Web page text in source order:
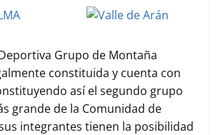
Grupo de Montaña
constituida y cuenta con
así el segundo grupo
grande de la Comunidad de
integrantes tienen la posibilidad